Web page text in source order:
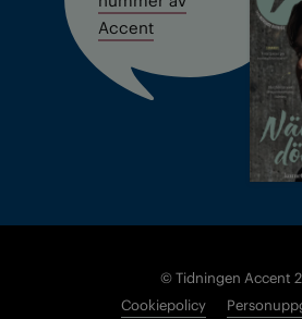
Accent
© Tidningen Accent
Cookiepolicy